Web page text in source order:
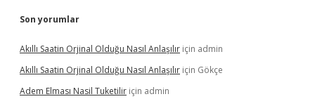
Son yorumlar
Akıllı Saatin Orjinal Olduğu Nasıl Anlaşılır için admin
Akıllı Saatin Orjinal Olduğu Nasıl Anlaşılır için Gökçe
Adem Elması Nasil Tuketilir için admin